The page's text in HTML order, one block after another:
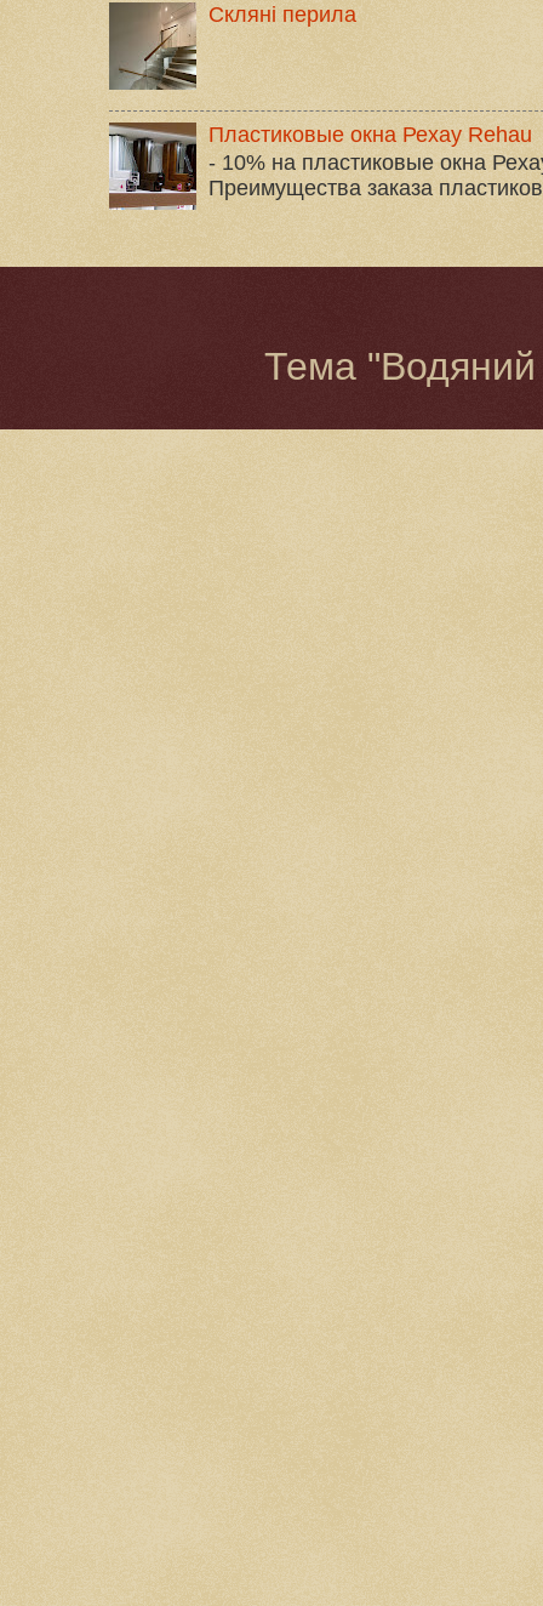
Скляні перила
Пластиковые окна Рехау Rehau
- 10% на пластиковые окна
Преимущества заказа
Тема